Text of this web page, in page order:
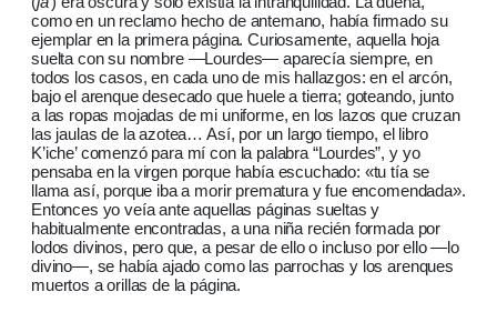
como en un reclamo hecho de antemano, había firmado su
ejemplar en la primera página. Curiosamente, aquella hoja
suelta con su nombre —Lourdes— aparecía siempre, en
todos los casos, en cada uno de mis hallazgos: en el arcón,
bajo el arenque desecado que huele a tierra; goteando, junto
a las ropas mojadas de mi uniforme, en los lazos que cruzan
las jaulas de la azotea… Así, por un largo tiempo, el libro
K’iche’ comenzó para mí con la palabra “Lourdes”, y yo
pensaba en la virgen porque había escuchado: «tu tía se
llama así, porque iba a morir prematura y fue encomendada».
Entonces yo veía ante aquellas páginas sueltas y
habitualmente encontradas, a una niña recién formada por
lodos divinos, pero que, a pesar de ello o incluso por ello —lo
divino—, se había ajado como las parrochas y los arenques
muertos a orillas de la página.